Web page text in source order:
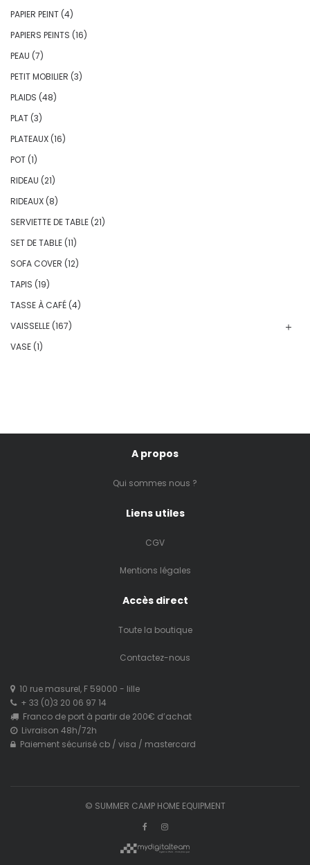
PAPIER PEINT (4)
PAPIERS PEINTS (16)
PEAU (7)
PETIT MOBILIER (3)
PLAIDS (48)
PLAT (3)
PLATEAUX (16)
POT (1)
RIDEAU (21)
RIDEAUX (8)
SERVIETTE DE TABLE (21)
SET DE TABLE (11)
SOFA COVER (12)
TAPIS (19)
TASSE À CAFÉ (4)
VAISSELLE (167)
VASE (1)
A propos
Qui sommes nous ?
Liens utiles
CGV
Mentions légales
Accès direct
Toute la boutique
Contactez-nous
10 rue masurel, F 59000 - lille
+ 33 (0)3 20 06 97 14
Franco de port à partir de 200€ d’achat
Livraison 48h/72h
Paiement sécurisé cb / visa / mastercard
© SUMMER CAMP HOME EQUIPMENT